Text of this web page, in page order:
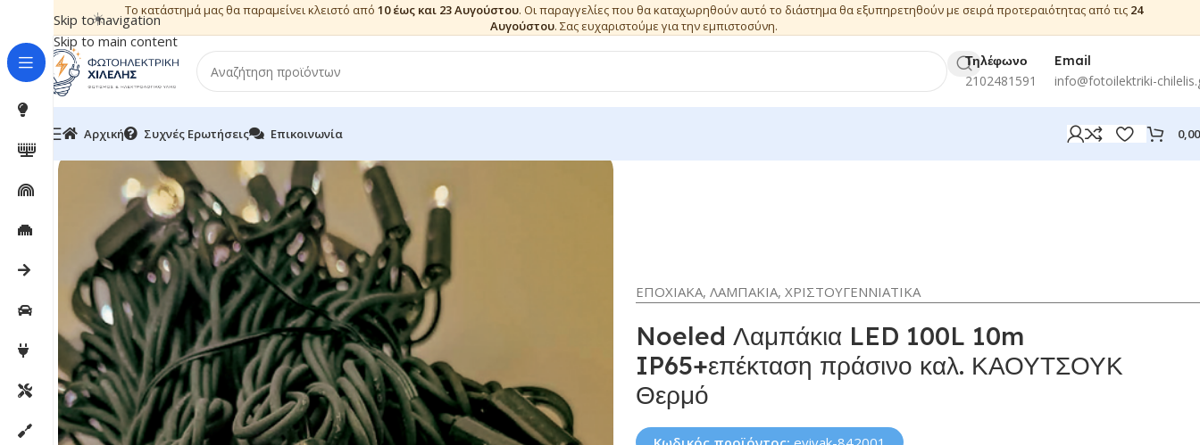
Skip to navigation
Skip to main content
☀️ Το κατάστημά μας θα παραμείνει κλειστό από 10 έως και 23 Αυγούστου. Οι παραγγελίες που θα καταχωρηθούν αυτό το διάστημα θα εξυπηρετηθούν με σειρά προτεραιότητας από τις 24
Αυγούστου. Σας ευχαριστούμε για την εμπιστοσύνη.
Τηλέφωνο
2102481591
Email
info@fotoilektriki-
Αρχική Συχνές Ερωτήσεις Επικοινωνία
EΠΟΧΙΑΚΑ, ΛΑΜΠΑΚΙΑ, ΧΡΙΣΤΟΥΓΕΝΝΙΑΤΙΚΑ
Noeled Λαμπάκια LED 100L 10m
IP65+επέκταση πράσινο καλ. ΚΑΟΥΤΣΟΥΚ
Θερμό